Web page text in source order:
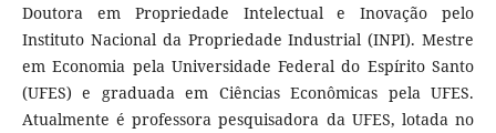
Doutora em Propriedade Intelectual e Inovação pelo
Instituto Nacional da Propriedade Industrial (INPI). Mestre
em Economia pela Universidade Federal do Espírito Santo
(UFES) e graduada em Ciências Econômicas pela UFES.
Atualmente é professora pesquisadora da UFES, lotada no